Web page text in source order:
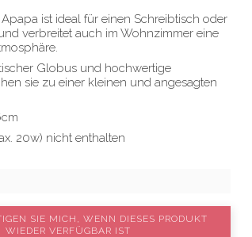
ist ideal für einen Schreibtisch oder
verbreitet auch im Wohnzimmer eine
Globus und hochwertige
sie zu einer kleinen und angesagten
20w) nicht enthalten
SIE MICH, WENN DIESES PRODUKT
WIEDER VERFÜGBAR IST